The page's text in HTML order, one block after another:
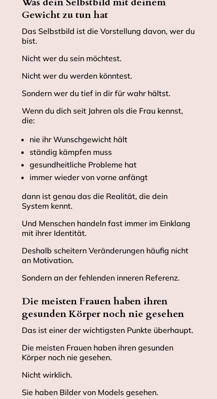
Gewicht zu tun hat
Das Selbstbild ist die Vorstellung davon, wer du
bist.
Nicht wer du sein möchtest.
Nicht wer du werden könntest.
Sondern wer du tief in dir für wahr hältst.
Wenn du dich seit Jahren als die Frau kennst,
die:
nie ihr Wunschgewicht hält
ständig kämpfen muss
gesundheitliche Probleme hat
immer wieder von vorne anfängt
dann ist genau das die Realität, die dein
System kennt.
Und Menschen handeln fast immer im Einklang
mit ihrer Identität.
Deshalb scheitern Veränderungen häufig nicht
an Motivation.
Sondern an der fehlenden inneren Referenz.
Die meisten Frauen haben ihren
gesunden Körper noch nie gesehen
Das ist einer der wichtigsten Punkte überhaupt.
Die meisten Frauen haben ihren gesunden
Körper noch nie gesehen.
Nicht wirklich.
Sie haben Bilder von Models gesehen.